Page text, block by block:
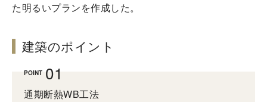
た明るいプランを作成した。
建築のポイント
POINT
通期断熱WB工法